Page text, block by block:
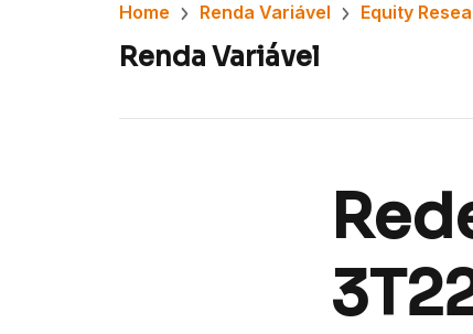
Home Renda Variável Equity
Renda Variável